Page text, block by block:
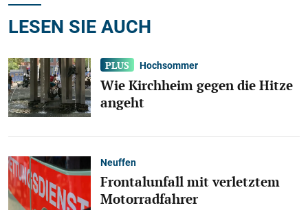
LESEN SIE AUCH
Hochsommer
Wie Kirchheim gegen die Hitze
angeht
Neuffen
Frontalunfall mit verletztem
Motorradfahrer